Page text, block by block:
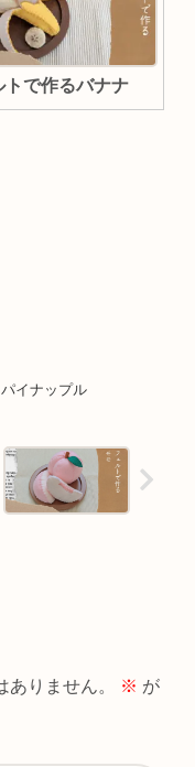
トで作るバナナ
イナップル
りません。 ※ が